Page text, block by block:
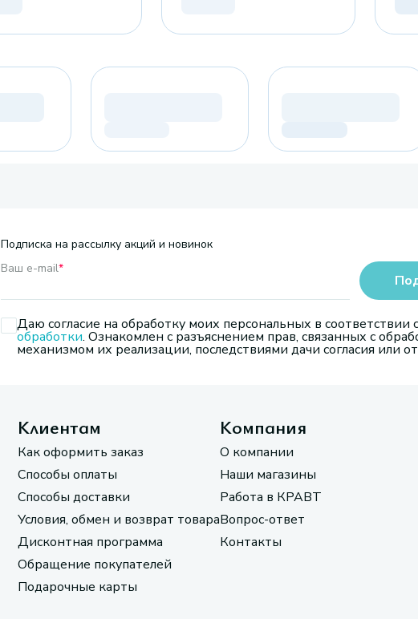
Подписка на рассылку акций и новинок
Ваш e-mail*
Даю согласие на обработку моих персональных в соответствии
обработки. Ознакомлен с разъяснением прав, связанных с
механизмом их реализации, последствиями дачи согласия или
Клиентам
Как оформить заказ
Способы оплаты
Способы доставки
Условия, обмен и возврат товара
Дисконтная программа
Обращение покупателей
Подарочные карты
Компания
О компании
Наши магазины
Работа в КРАВТ
Вопрос-ответ
Контакты